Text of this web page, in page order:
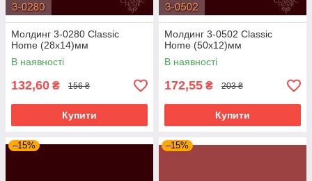
Молдинг 3-0280 Classic
Home (28x14)мм
В наявності
132,60 ₴ 156 ₴
Купити
Молдинг 3-0502 Classic
Home (50x12)мм
В наявності
172,55 ₴ 203 ₴
Купити
–15% –15%